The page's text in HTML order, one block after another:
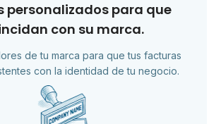
personalizados para que
con su marca.
de tu marca para que tus facturas
con la identidad de tu negocio.